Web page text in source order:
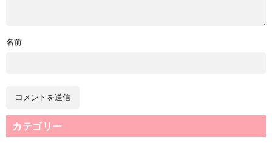
名前
カテゴリー